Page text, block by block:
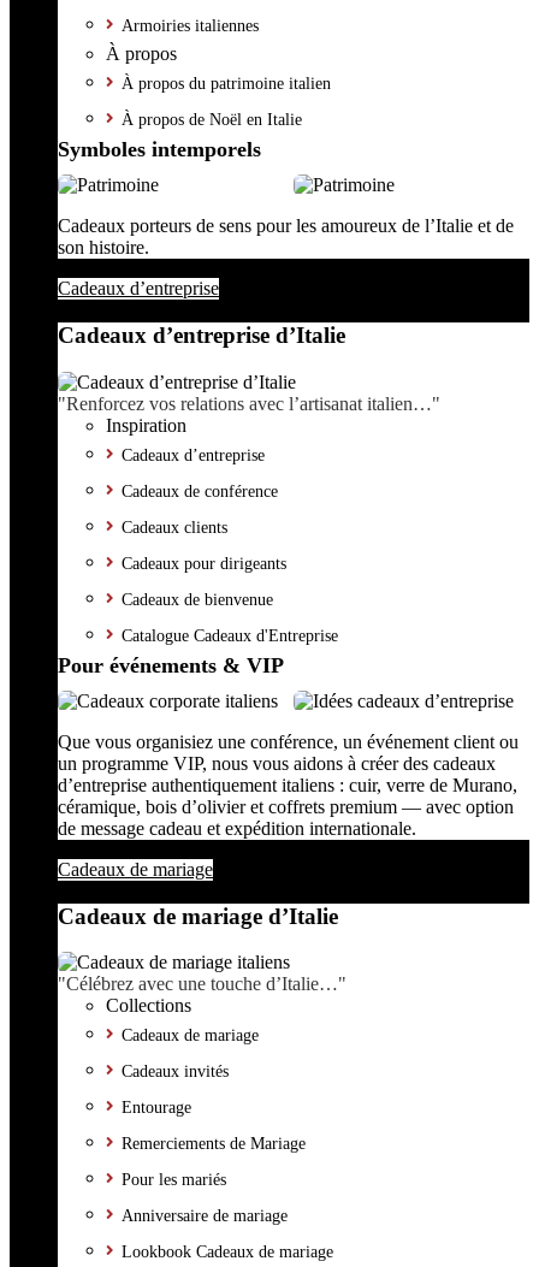
Armoiries italiennes
À propos
À propos du patrimoine italien
À propos de Noël en Italie
Symboles intemporels
Cadeaux porteurs de sens pour les amoureux de l’Italie et de
son histoire.
Cadeaux d’entreprise
Cadeaux d’entreprise d’Italie
"Renforcez vos relations avec l’artisanat italien…"
Inspiration
Cadeaux d’entreprise
Cadeaux de conférence
Cadeaux clients
Cadeaux pour dirigeants
Cadeaux de bienvenue
Catalogue Cadeaux d'Entreprise
Pour événements & VIP
Que vous organisiez une conférence, un événement client ou
un programme VIP, nous vous aidons à créer des cadeaux
d’entreprise authentiquement italiens : cuir, verre de Murano,
céramique, bois d’olivier et coffrets premium — avec option
de message cadeau et expédition internationale.
Cadeaux de mariage
Cadeaux de mariage d’Italie
"Célébrez avec une touche d’Italie…"
Collections
Cadeaux de mariage
Cadeaux invités
Entourage
Remerciements de Mariage
Pour les mariés
Anniversaire de mariage
Lookbook Cadeaux de mariage